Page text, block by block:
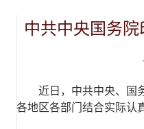
中共中央国务
近日，中共中央、国
各地区各部门结合实际认